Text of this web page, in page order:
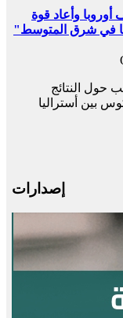
وأعاد قوة
في شرق المتوسط"
حول النتائج
بين أستراليا
إصدارات